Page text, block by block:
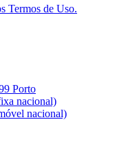
Termos de Uso.
Porto
nacional)
nacional)